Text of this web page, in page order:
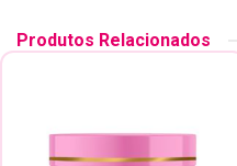
Produtos Relacionados